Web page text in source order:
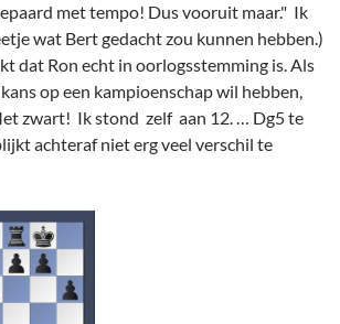
met tempo! Dus vooruit maar." Ik
wat Bert gedacht zou kunnen hebben.)
dat Ron echt in oorlogsstemming is. Als
op een kampioenschap wil hebben,
zwart! Ik stond zelf aan 12. … Dg5 te
achteraf niet erg veel verschil te